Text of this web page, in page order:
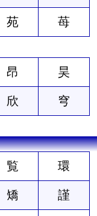
苑 苺
昂 昊
欣 穹
覧 環
矯 謹